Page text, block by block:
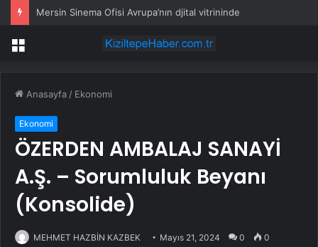
Mersin Sinema Ofisi Avrupa’nın djital vitrininde
Menü
Anasayfa / Ekonomi
Ekonomi
ÖZERDEN AMBALAJ SANAYİ
A.Ş. – Sorumluluk Beyanı
(Konsolide)
MEHMET HAZBİN KAZBEK Mayıs 21, 2024 0 0